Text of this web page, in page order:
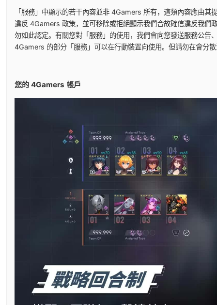
「服務」中顯示的若干內容並非 4Gamers 所有，這類內容應由
違反 4Gamers 政策，並可移除或拒絕顯示我們合故確信違反我們
勿如此認定。有關您對「服務」的使用，我們會向您發送服務公
4Gamers 的部分「服務」可以在行動裝置向使用。但請勿在會分
您的 4Gamers 帳戶